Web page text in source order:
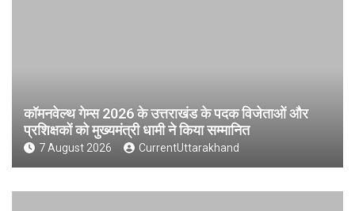
कॉमनवेल्थ गेम्स 2026 के उत्तराखंड के पदक विजेताओं और
प्रशिक्षकों को मुख्यमंत्री धामी ने किया सम्मानित
7 August 2026 CurrentUttarakhand